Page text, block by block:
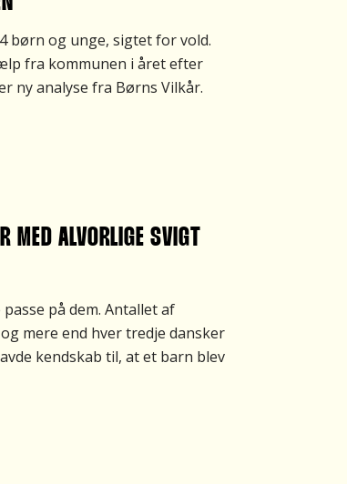
børn og unge, sigtet for vold.
fra kommunen i året efter
ny analyse fra Børns Vilkår.
MED ALVORLIGE SVIGT
på dem. Antallet af
mere end hver tredje dansker
kendskab til, at et barn blev